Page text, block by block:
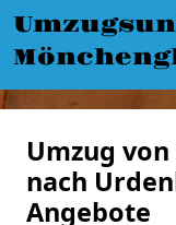
Umzug
nach
Angebote